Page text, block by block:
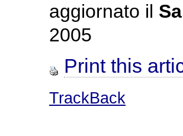
aggiornato il
2005
Print this
TrackBack